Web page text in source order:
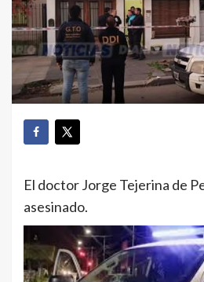
El doctor Jorge Tejerina de
asesinado.